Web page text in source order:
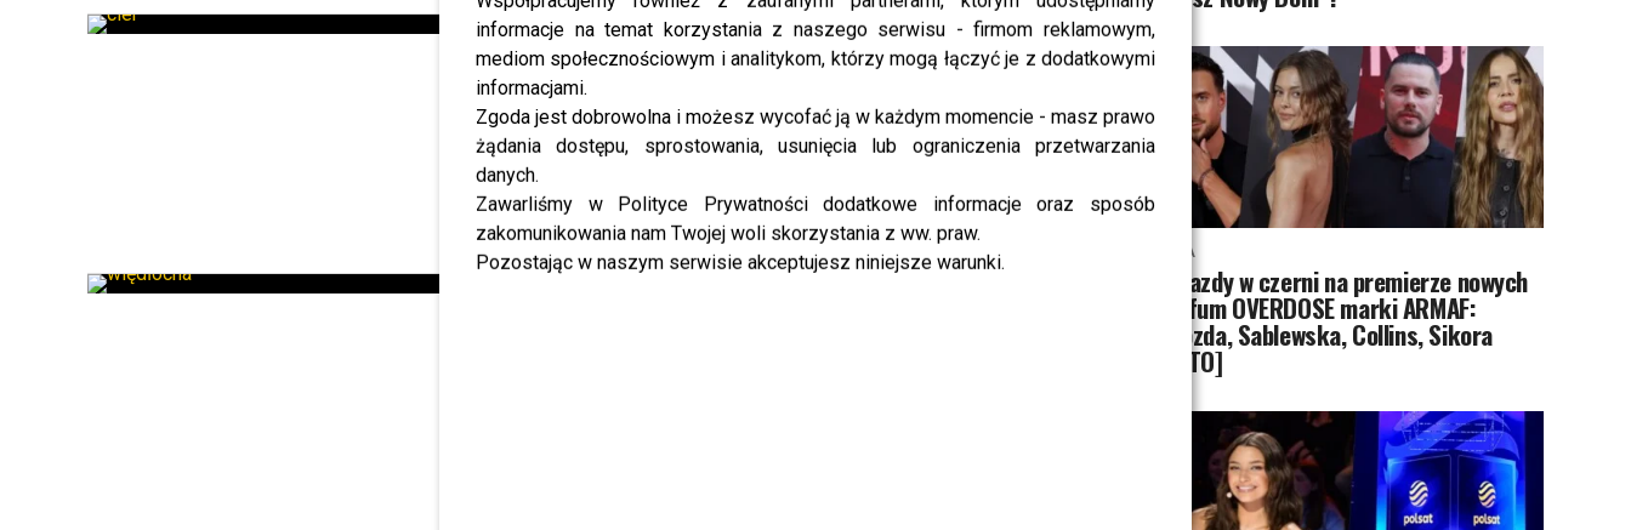
informacje na temat korzystania z naszego serwisu - firmom reklamowym,
mediom społecznościowym i analitykom, którzy mogą łączyć je z dodatkowymi
informacjami.
Zgoda jest dobrowolna i możesz wycofać ją w każdym momencie - masz prawo
żądania dostępu, sprostowania, usunięcia lub ograniczenia przetwarzania
danych.
Zawarliśmy w Polityce Prywatności dodatkowe informacje oraz sposób
zakomunikowania nam Twojej woli skorzystania z ww. praw.
Pozostając w naszym serwisie akceptujesz niniejsze warunki.
NEWS
Sienkiewicz, Więdłocha i Sykut-Jeżyna
na pokazie nowej kolekcji Deni Cler
“Manifesto del Colore”
Marka Deni Cler zaprezentowała kolekcję na sezon
wiosna/lato 2022! 21 stycznia ...
MODA
Gwiazdy w czerni na premierze nowych
perfum OVERDOSE marki ARMAF:
Opozda, Sablewska, Collins, Sikora
[FOTO]